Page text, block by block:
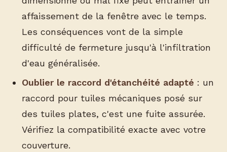
affaissement de la fenêtre avec le temps.
Les conséquences vont de la simple
difficulté de fermeture jusqu'à l'infiltration
d'eau généralisée.
Oublier le raccord d'étanchéité adapté : un
raccord pour tuiles mécaniques posé sur
des tuiles plates, c'est une fuite assurée.
Vérifiez la compatibilité exacte avec votre
couverture.